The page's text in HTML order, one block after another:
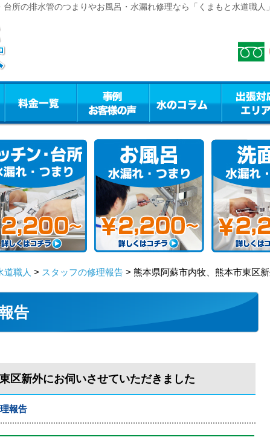
台所の排水管のつまりやお風呂・水漏れ修理なら「くまもと水道職
道職人 > スタッフの修理報告 > 熊本県阿蘇市内牧、熊本市東区
告
区新外にお伺いさせていただきました
報告